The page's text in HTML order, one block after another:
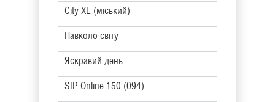
City XL (міський)
Навколо світу
Яскравий день
SIP Online 150 (094)